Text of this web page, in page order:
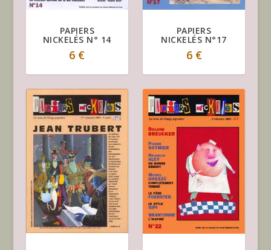
PAPIERS
NICKELÉS N° 14
6 €
PAPIERS
NICKELÉS N°17
6 €